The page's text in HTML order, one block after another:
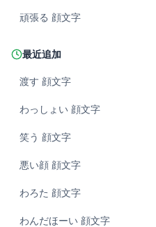
頑張る 顔文字
最近追加
渡す 顔文字
わっしょい 顔文字
笑う 顔文字
悪い顔 顔文字
わろた 顔文字
わんだほーい 顔文字